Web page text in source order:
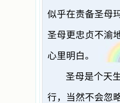
似乎在责备圣母
圣母更忠贞不渝
心里明白。
圣母是个天
行，当然不会忽